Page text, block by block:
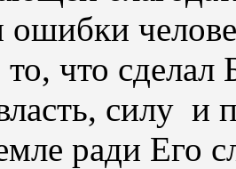
ошибки
что
силу и
ради Его